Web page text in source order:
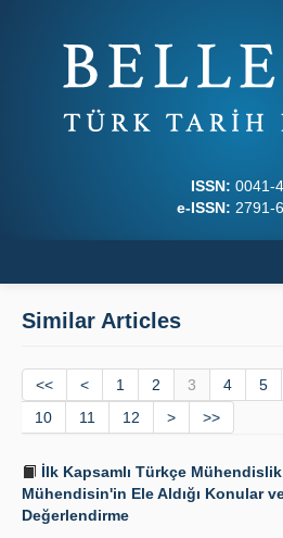
ISSN: 0041-
e-ISSN: 2791-
Journal Boards
Writing Rules
Principles
Publication Policies
Similar Articles
<< < 1 2 3 4 5
10
11 12 > >>
İlk Kapsamlı Türkçe
Mühendisin'in Ele Aldığı Konular
Değerlendirme